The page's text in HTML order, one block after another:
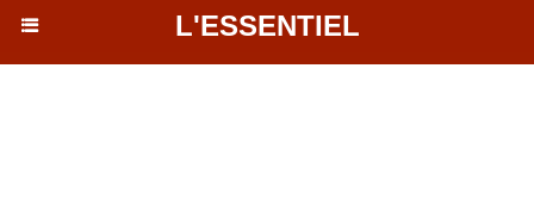
L'ESSENTIEL